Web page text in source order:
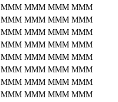
MMM MMM MMM MMM
MMM MMM MMM MMM
MMM MMM MMM MMM
MMM MMM MMM MMM
MMM MMM MMM MMM
MMM MMM MMM MMM
MMM MMM MMM MMM
MMM MMM MMM MMM